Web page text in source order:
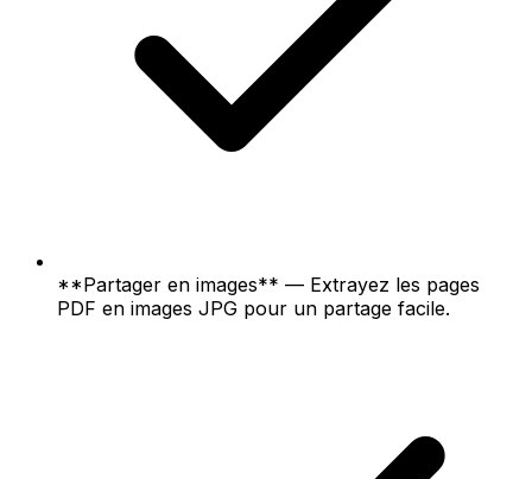
**Partager en images** — Extrayez les pages
PDF en images JPG pour un partage facile.